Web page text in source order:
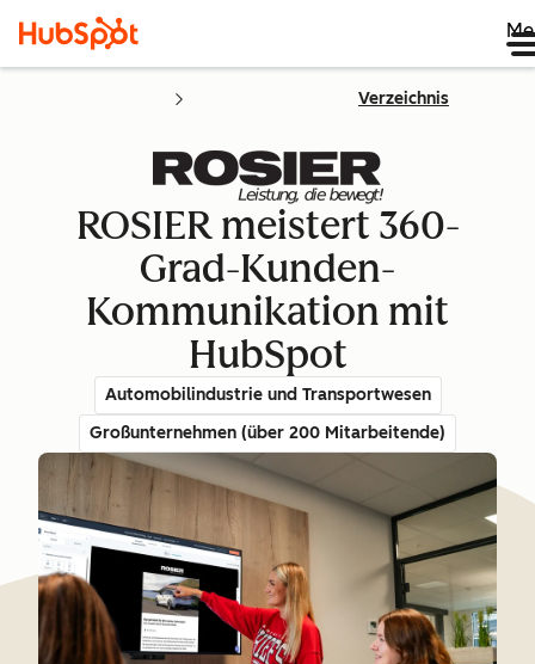
Verzeichnis
ROSIER meistert 360-
Grad-Kunden-
Kommunikation mit
HubSpot
Automobilindustrie und Transportwesen
Großunternehmen (über 200 Mitarbeitende)